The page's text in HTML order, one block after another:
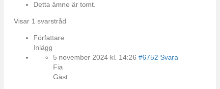
Detta ämne är tomt.
Visar 1 svarstråd
Författare
Inlägg
5 november 2024 kl. 14:26 #6752 Svara
Fia
Gäst